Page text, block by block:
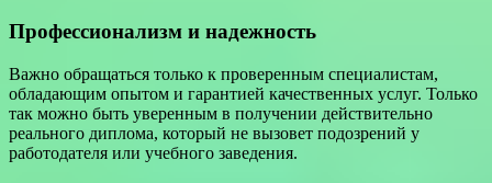
Профессионализм и надежность
Важно обращаться только к проверенным специалистам,
обладающим опытом и гарантией качественных услуг. Только
так можно быть уверенным в получении действительно
реального диплома, который не вызовет подозрений у
работодателя или учебного заведения.